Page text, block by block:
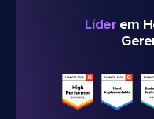
Líderem